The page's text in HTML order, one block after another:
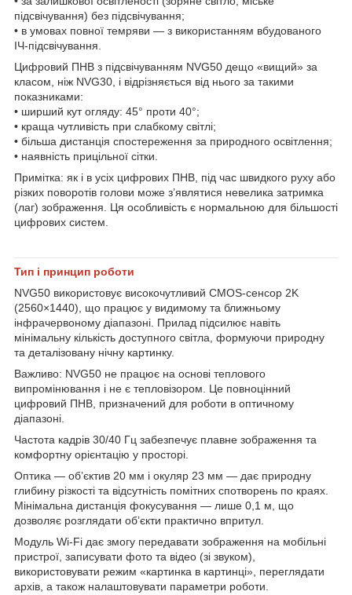
підсвічування) без підсвічування;
• в умовах повної темряви — з використанням вбудованого
ІЧ-підсвічування.
Цифровий ПНВ з підсвічуванням NVG50 дещо «вищий» за
класом, ніж NVG30, і відрізняється від нього за такими
показниками:
• ширший кут огляду: 45° проти 40°;
• краща чутливість при слабкому світлі;
• більша дистанція спостереження за природного освітлення;
• наявність прицільної сітки.
Примітка: як і в усіх цифрових ПНВ, під час швидкого руху або
різких поворотів голови може з’являтися невелика затримка
(лаг) зображення. Ця особливість є нормальною для більшості
цифрових систем.
Тип і принцип роботи
NVG50 використовує високочутливий CMOS-сенсор 2K
(2560×1440), що працює у видимому та ближньому
інфрачервоному діапазоні. Прилад підсилює навіть
мінімальну кількість доступного світла, формуючи природну
та деталізовану нічну картинку.
Важливо: NVG50 не працює на основі теплового
випромінювання і не є тепловізором. Це повноцінний
цифровий ПНВ, призначений для роботи в оптичному
діапазоні.
Частота кадрів 30/40 Гц забезпечує плавне зображення та
комфортну орієнтацію у просторі.
Оптика — об’єктив 20 мм і окуляр 23 мм — дає природну
глибину різкості та відсутність помітних спотворень по краях.
Мінімальна дистанція фокусування — лише 0,1 м, що
дозволяє розглядати об’єкти практично впритул.
Модуль Wi-Fi дає змогу передавати зображення на мобільні
пристрої, записувати фото та відео (зі звуком),
використовувати режим «картинка в картинці», переглядати
архів, а також налаштовувати параметри роботи.